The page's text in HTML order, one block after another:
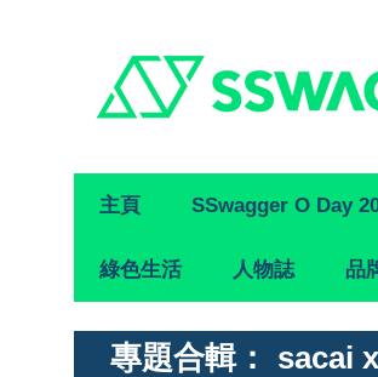
Primary
Navigation
主頁 SSwagger O Day
綠色生活 人物誌 品
專題合輯： sacai